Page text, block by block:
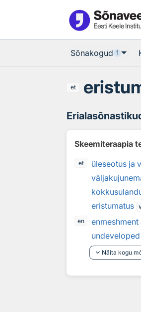
Sõnakogud 1
et
Skeemiteraapia
et üleseotus ja
eristumatus
en
keyboard_arrow_down Näita kogu